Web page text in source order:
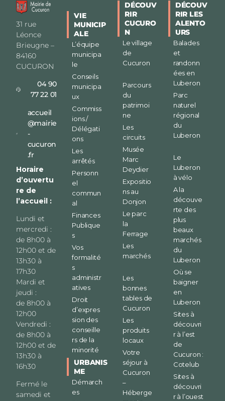
31 rue
Léonce
Brieugne –
84160
CUCURON
04 90
77 22 01
accueil
@mairie
-
cucuron
.fr
Horaire
d’ouvertu
re de
l’accueil :
Lundi et
mercredi :
de 8h00 à
12h00 et de
13h30 à
17h30
Mardi et
jeudi :
de 8h00 à
12h00
Vendredi :
de 8h00 à
12h00 et de
13h30 à
16h30
Fermé le
samedi et
VIE
MUNICIP
ALE
L’équipe
municipa
le
Conseils
municipa
ux
Commiss
ions /
Délégati
ons
Les
arrêtés
Personn
el
commun
al
Finances
Publique
s
Vos
formalité
s
administr
atives
Droit
d’expres
sion des
conseille
rs de la
minorité
URBANIS
ME
Démarch
es
DÉCOUV
RIR
CUCURO
N
Le village
de
Cucuron
Parcours
du
patrimoi
ne
Les
circuits
Musée
Marc
Deydier
Expositio
ns au
Donjon
Le parc
la
Ferrage
Les
marchés
Les
bonnes
tables de
Cucuron
Les
produits
locaux
Votre
séjour à
Cucuron
–
Héberge
DÉCOUV
RIR LES
ALENTO
URS
Balades
et
randonn
ées en
Luberon
Parc
naturel
régional
du
Luberon
Le
Luberon
à vélo
A la
découve
rte des
plus
beaux
marchés
du
Luberon
Où se
baigner
en
Luberon
Sites à
découvri
r à l’est
de
Cucuron :
Cotelub
Sites à
découvri
r à l’ouest